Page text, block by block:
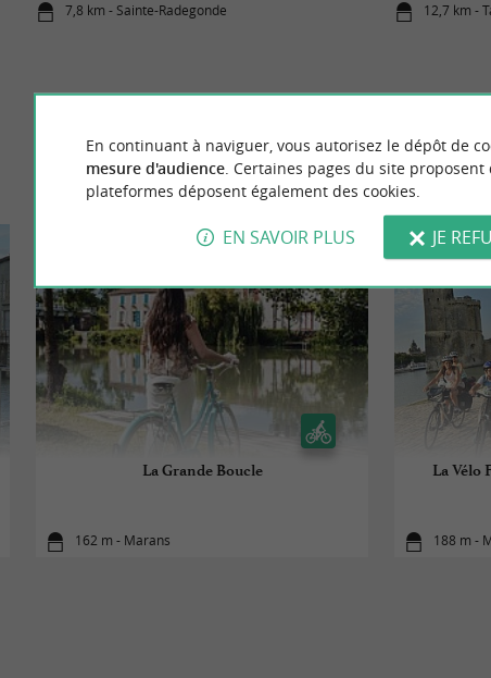
7,8 km - Sainte-Radegonde 12,7 km -
VOUS AIMEREZ
La Grande Boucle
162 m - Marans
La Vélo
188 m -
En continuant à naviguer, vous autorisez le dépôt de
mesure d'audience. Certaines pages du site proposent
plateformes déposent également des cookies.
EN SAVOIR PLUS JE